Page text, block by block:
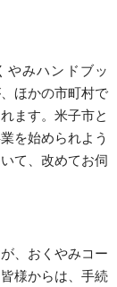
やみハンドブッ
ほかの市町村で
ます。米子市と
を始められよう
て、改めてお伺
、おくやみコー
様からは、手続